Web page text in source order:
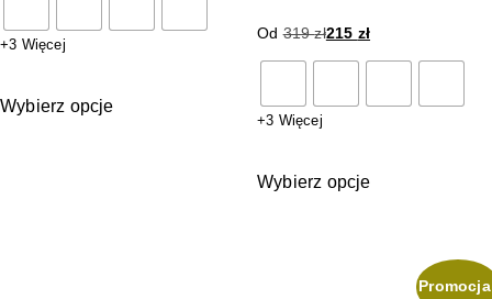
+3 Więcej
Wybierz opcje
Od319zł215 zł
+3 Więcej
Wybierz opcje